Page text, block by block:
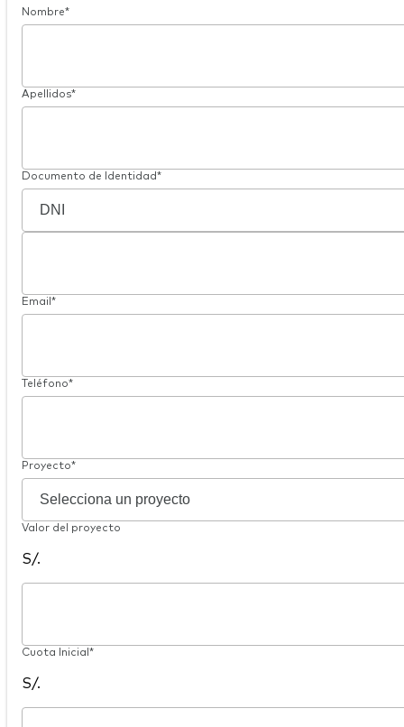
Nombre*
Apellidos*
Documento de Identidad*
Email*
Teléfono*
Proyecto*
Valor del proyecto
S/.
Cuota Inicial*
S/.